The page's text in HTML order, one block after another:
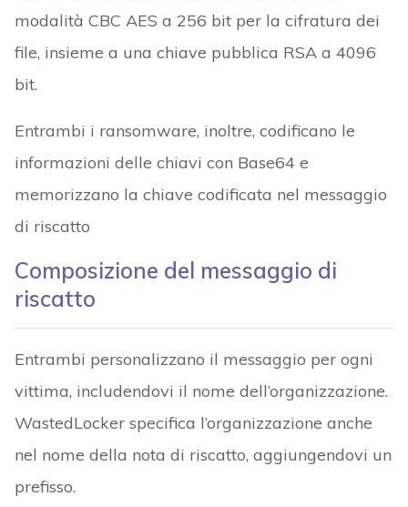
modalità CBC AES a 256 bit per la cifratura dei
file, insieme a una chiave pubblica RSA a 4096
bit.
Entrambi i ransomware, inoltre, codificano le
informazioni delle chiavi con Base64 e
memorizzano la chiave codificata nel messaggio
di riscatto
Composizione del messaggio di
riscatto
Entrambi personalizzano il messaggio per ogni
vittima, includendovi il nome dell’organizzazione.
WastedLocker specifica l’organizzazione anche
nel nome della nota di riscatto, aggiungendovi un
prefisso.